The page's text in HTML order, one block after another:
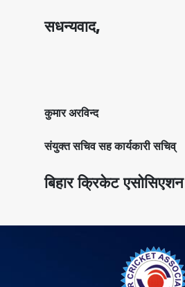
सधन्यवाद,
कुमार अरविन्द
संयुक्त सचिव सह कार्यकारी सचिव्
बिहार क्रिकेट एसोसिएशन